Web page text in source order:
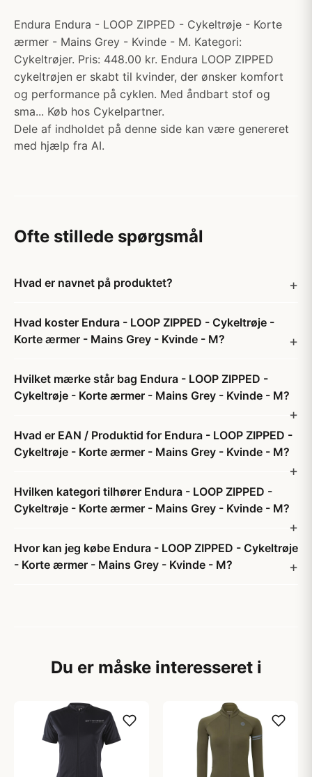
Endura Endura - LOOP ZIPPED - Cykeltrøje - Korte
ærmer - Mains Grey - Kvinde - M. Kategori:
Cykeltrøjer. Pris: 448.00 kr. Endura LOOP ZIPPED
cykeltrøjen er skabt til kvinder, der ønsker komfort
og performance på cyklen. Med åndbart stof og
sma... Køb hos Cykelpartner.
Dele af indholdet på denne side kan være genereret
med hjælp fra AI.
Ofte stillede spørgsmål
Hvad er navnet på produktet?
Hvad koster Endura - LOOP ZIPPED - Cykeltrøje -
Korte ærmer - Mains Grey - Kvinde - M?
Hvilket mærke står bag Endura - LOOP ZIPPED -
Cykeltrøje - Korte ærmer - Mains Grey - Kvinde - M?
Hvad er EAN / Produktid for Endura - LOOP ZIPPED -
Cykeltrøje - Korte ærmer - Mains Grey - Kvinde - M?
Hvilken kategori tilhører Endura - LOOP ZIPPED -
Cykeltrøje - Korte ærmer - Mains Grey - Kvinde - M?
Hvor kan jeg købe Endura - LOOP ZIPPED - Cykeltrøje
- Korte ærmer - Mains Grey - Kvinde - M?
Du er måske interesseret i